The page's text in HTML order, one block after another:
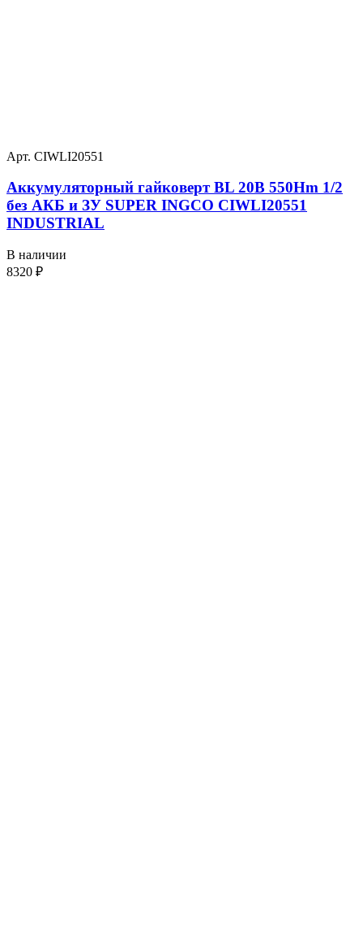
Арт. CIWLI20551
Аккумуляторный гайковерт BL 20В 550Hm 1/2
без АКБ и ЗУ SUPER INGCO CIWLI20551
INDUSTRIAL
В наличии
8320 ₽